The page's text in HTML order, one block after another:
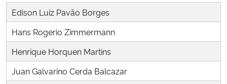
Ministério da Agricultura, Pecuária e Abastecimento
Ministério da Educação
Ministério da Cidadania
Edison Luiz Pavão Borges
Hans Rogerio Zimmermann
Henrique Horquen Martins
Juan Galvarino Cerda Balcazar